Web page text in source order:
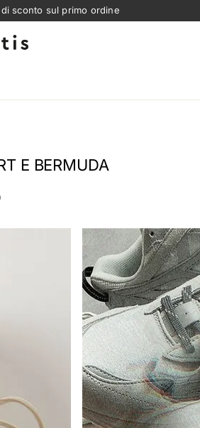
sconto sul primo ordine
Ventis
E BERMUDA